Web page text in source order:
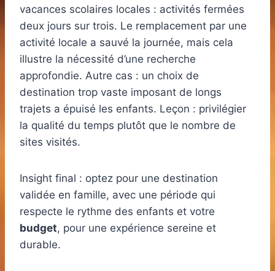
vacances scolaires locales : activités fermées
deux jours sur trois. Le remplacement par une
activité locale a sauvé la journée, mais cela
illustre la nécessité d’une recherche
approfondie. Autre cas : un choix de
destination trop vaste imposant de longs
trajets a épuisé les enfants. Leçon : privilégier
la qualité du temps plutôt que le nombre de
sites visités.
Insight final : optez pour une destination
validée en famille, avec une période qui
respecte le rythme des enfants et votre
budget, pour une expérience sereine et
durable.